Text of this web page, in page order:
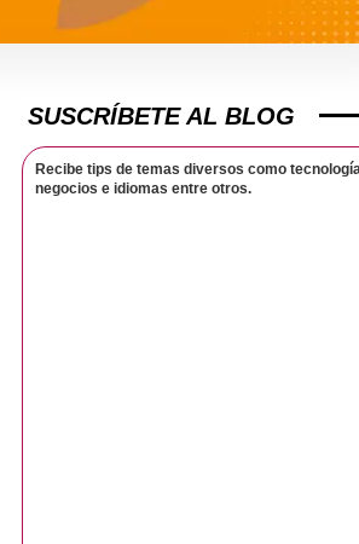
SUSCRÍBETE AL BLOG
Recibe tips de temas diversos como
negocios e idiomas entre otros.